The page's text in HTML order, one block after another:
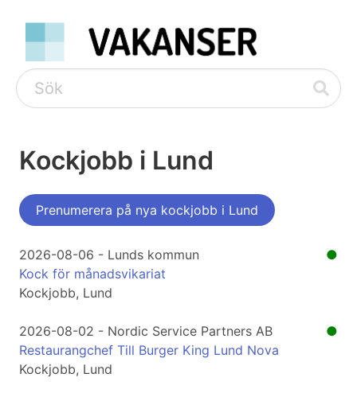
Kockjobb i Lund
Prenumerera på nya kockjobb i Lund
●
2026-08-06 - Lunds kommun
Kock för månadsvikariat
Kockjobb, Lund
●
2026-08-02 - Nordic Service Partners AB
Restaurangchef Till Burger King Lund Nova
Kockjobb, Lund